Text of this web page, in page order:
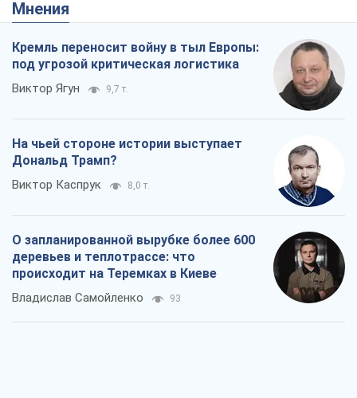
Мнения
Кремль переносит войну в тыл Европы:
под угрозой критическая логистика
Виктор Ягун 9,7 т.
На чьей стороне истории выступает
Дональд Трамп?
Виктор Каспрук 8,0 т.
О запланированной вырубке более 600
деревьев и теплотрассе: что
происходит на Теремках в Киеве
Владислав Самойленко 93